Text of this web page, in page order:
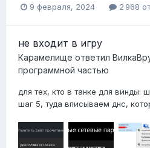
9 февраля, 2024 2 968
не входит в игру
Карамелище ответил
программной частью
для тех, кто в танке для винды:
шаг 5, туда вписываем днс,